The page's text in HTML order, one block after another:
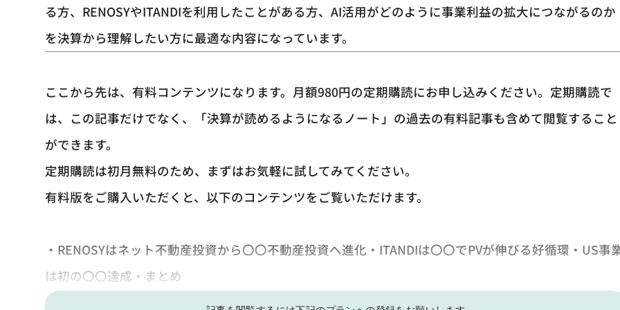
る方、RENOSYやITANDIを利用したことがある方、AI活用がどのように事業利益の拡大につながるのか
を決算から理解したい方に最適な内容になっています。
ここから先は、有料コンテンツになります。月額980円の定期購読にお申し込みください。定期購読で
は、この記事だけでなく、「決算が読めるようになるノート」の過去の有料記事も含めて閲覧すること
ができます。
定期購読は初月無料のため、まずはお気軽に試してみてください。
有料版をご購入いただくと、以下のコンテンツをご覧いただけます。
・RENOSYはネット不動産投資から〇〇不動産投資へ進化・ITANDIは〇〇でPVが伸びる好循環・US事
は初の〇〇達成・まとめ